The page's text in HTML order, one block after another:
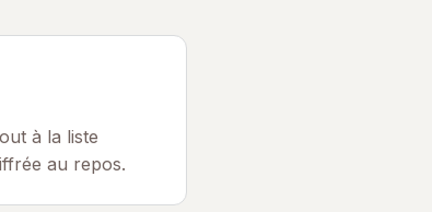
à la liste
au repos.